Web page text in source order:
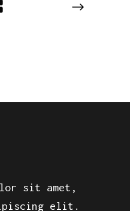
sit amet,
elit.